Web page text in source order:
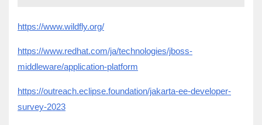
https://www.wildfly.org/
https://www.redhat.com/ja/technologies/jboss-
middleware/application-platform
https://outreach.eclipse.foundation/jakarta-ee-developer-
survey-2023